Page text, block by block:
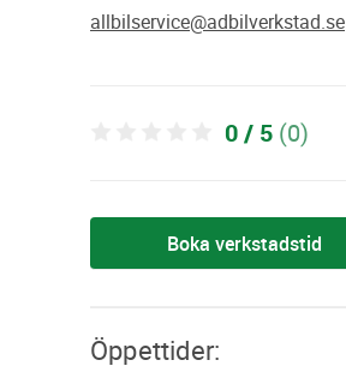
allbilservice@adbilverkstad.se
(0)
0 / 5
Boka verkstadstid
Öppettider: